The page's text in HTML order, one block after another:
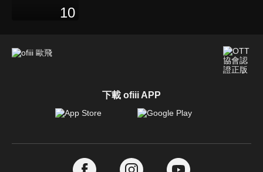
10
下載 ofiii APP